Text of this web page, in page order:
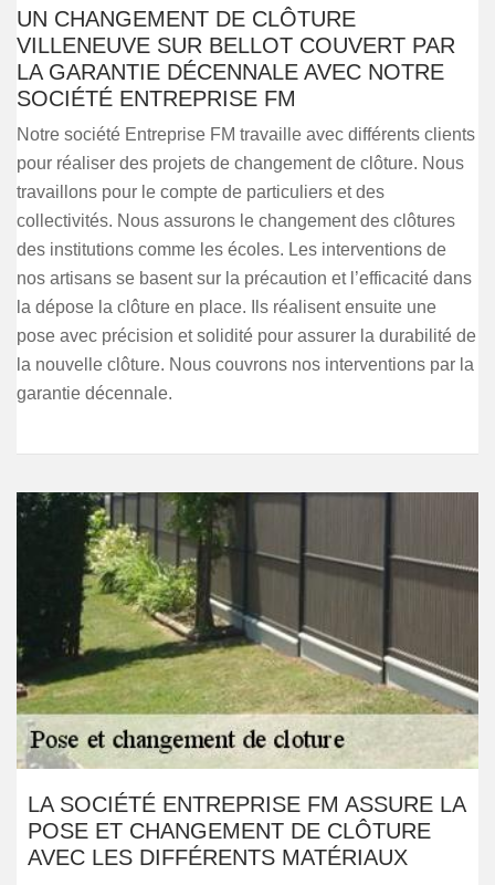
UN CHANGEMENT DE CLÔTURE
VILLENEUVE SUR BELLOT COUVERT PAR
LA GARANTIE DÉCENNALE AVEC NOTRE
SOCIÉTÉ ENTREPRISE FM
Notre société Entreprise FM travaille avec différents clients
pour réaliser des projets de changement de clôture. Nous
travaillons pour le compte de particuliers et des
collectivités. Nous assurons le changement des clôtures
des institutions comme les écoles. Les interventions de
nos artisans se basent sur la précaution et l’efficacité dans
la dépose la clôture en place. Ils réalisent ensuite une
pose avec précision et solidité pour assurer la durabilité de
la nouvelle clôture. Nous couvrons nos interventions par la
garantie décennale.
LA SOCIÉTÉ ENTREPRISE FM ASSURE LA
POSE ET CHANGEMENT DE CLÔTURE
AVEC LES DIFFÉRENTS MATÉRIAUX